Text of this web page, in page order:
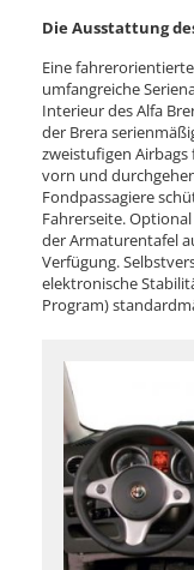
Die Ausstattung
Eine
umfangreiche
Interieur des Alfa
der Brera
zweistufigen Airbags
vorn und
Fondpassagiere
Fahrerseite.
der Armaturentafel
Verfügung.
elektronische
Program)